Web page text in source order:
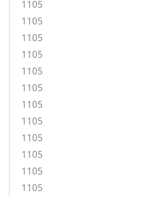
1105
1105
1105
1105
1105
1105
1105
1105
1105
1105
1105
1105